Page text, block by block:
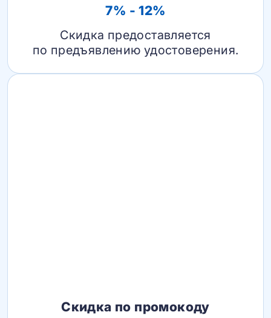
7% - 12%
Скидка предоставляется
по предъявлению удостоверения.
Скидка по промокоду